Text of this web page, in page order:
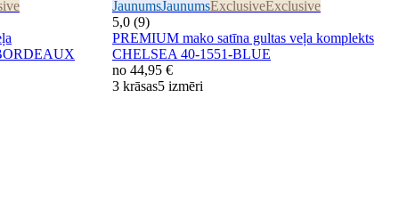
JaunumsJaunumsExclusiveExclusive
5,0 (9)
PREMIUM mako satīna gultas veļa komplekts
CHELSEA 40-1551-BLUE
no 44,95 €
3 krāsas5 izmēri